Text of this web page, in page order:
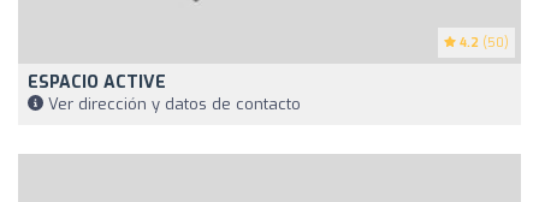
4.2 (50)
ESPACIO ACTIVE
Ver dirección y datos de contacto